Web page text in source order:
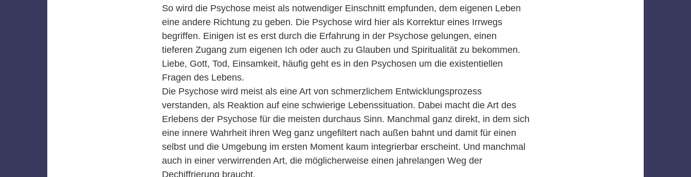
So wird die Psychose meist als notwendiger Einschnitt empfunden, dem eigenen Leben
eine andere Richtung zu geben. Die Psychose wird hier als Korrektur eines Irrwegs
begriffen. Einigen ist es erst durch die Erfahrung in der Psychose gelungen, einen
tieferen Zugang zum eigenen Ich oder auch zu Glauben und Spiritualität zu bekommen.
Liebe, Gott, Tod, Einsamkeit, häufig geht es in den Psychosen um die existentiellen
Fragen des Lebens.
Die Psychose wird meist als eine Art von schmerzlichem Entwicklungsprozess
verstanden, als Reaktion auf eine schwierige Lebenssituation. Dabei macht die Art des
Erlebens der Psychose für die meisten durchaus Sinn. Manchmal ganz direkt, in dem sich
eine innere Wahrheit ihren Weg ganz ungefiltert nach außen bahnt und damit für einen
selbst und die Umgebung im ersten Moment kaum integrierbar erscheint. Und manchmal
auch in einer verwirrenden Art, die möglicherweise einen jahrelangen Weg der
Dechiffrierung braucht.